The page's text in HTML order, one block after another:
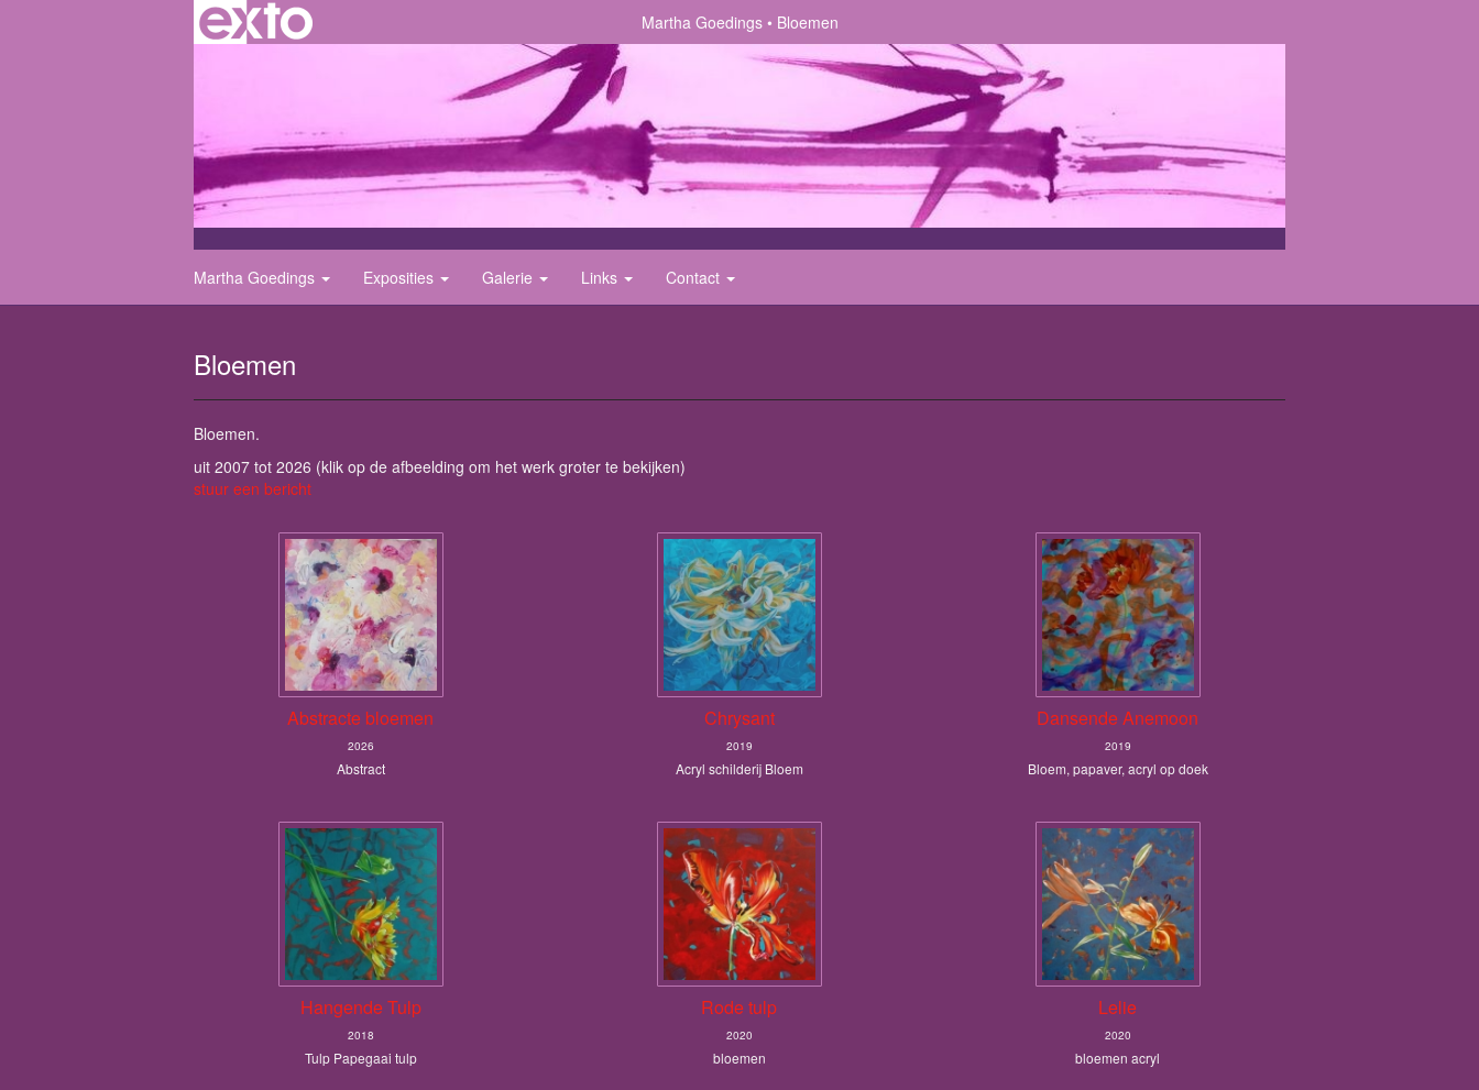
Martha Goedings Bloemen
Martha Goedings Exposities Galerie Links Contact
Bloemen
Bloemen.
uit 2007 tot 2026 (klik op de afbeelding om het werk groter te bekijken)
stuur een bericht
Abstracte bloemen
2026
Abstract
Chrysant
2019
Acryl schilderij Bloem
Dansende Anemoon
2019
Bloem, papaver, acryl op doek
Hangende Tulp
2018
Tulp Papegaai tulp
Rode tulp
2020
bloemen
Lelie
2020
bloemen acryl